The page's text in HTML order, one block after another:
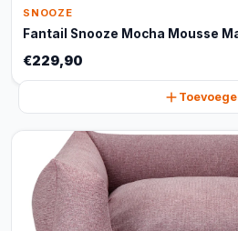
SNOOZE
Fantail Snooze Mocha Mousse
€229,90